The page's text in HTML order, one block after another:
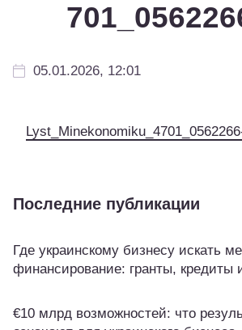
05.01.2026, 12:01
Последние публикации
Где украинскому бизнесу искать
финансирование: гранты, кредиты
€10 млрд возможностей: что